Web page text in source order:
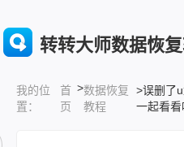
转转大师数据恢
我的位
置：
首
页
>数据恢复
教程
>误删了
一起看看